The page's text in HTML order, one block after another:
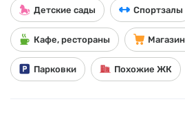
Детские сады Спортзалы
Кафе, рестораны
Парковки Похожие ЖК